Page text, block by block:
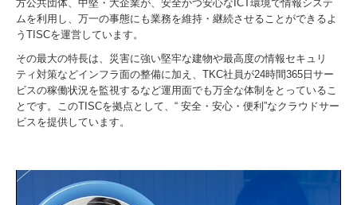
方公共団体、中堅・大企業が、安全かつ安心なICT環境で情報システ
ムを利用し、万一の事態にも業務を維持・継続させることができるよ
うTISCを運営しています。
その最大の特長は、災害に強い堅牢な建物や最高度の情報セキュリ
ティ対策などインフラ面の整備に加え、TKC社員が24時間365日サー
ビスの稼働状況を監視するなど運用面でも万全な体制をとっているこ
とです。このTISCを拠点として、“ 安全・安心・便利”なクラウドサー
ビスを提供しています。